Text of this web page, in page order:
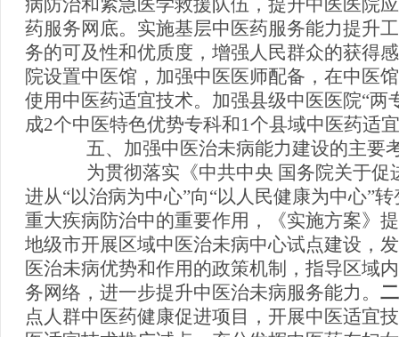
病防治和紧急医学救援队伍，提升中医医院
药服务网底。实施基层中医药服务能力提升
务的可及性和优质度，增强人民群众的获得
院设置中医馆，加强中医医师配备，在中医
使用中医药适宜技术。加强县级中医医院“
成2个中医特色优势专科和1个县域中医药适
五、加强中医治未病能力建设的主要
为贯彻落实《中共中央 国务院关于促
进从“以治病为中心”向“以人民健康为中心”
重大疾病防治中的重要作用，《实施方案》
地级市开展区域中医治未病中心试点建设，
医治未病优势和作用的政策机制，指导区域
务网络，进一步提升中医治未病服务能力。
点人群中医药健康促进项目，开展中医适宜